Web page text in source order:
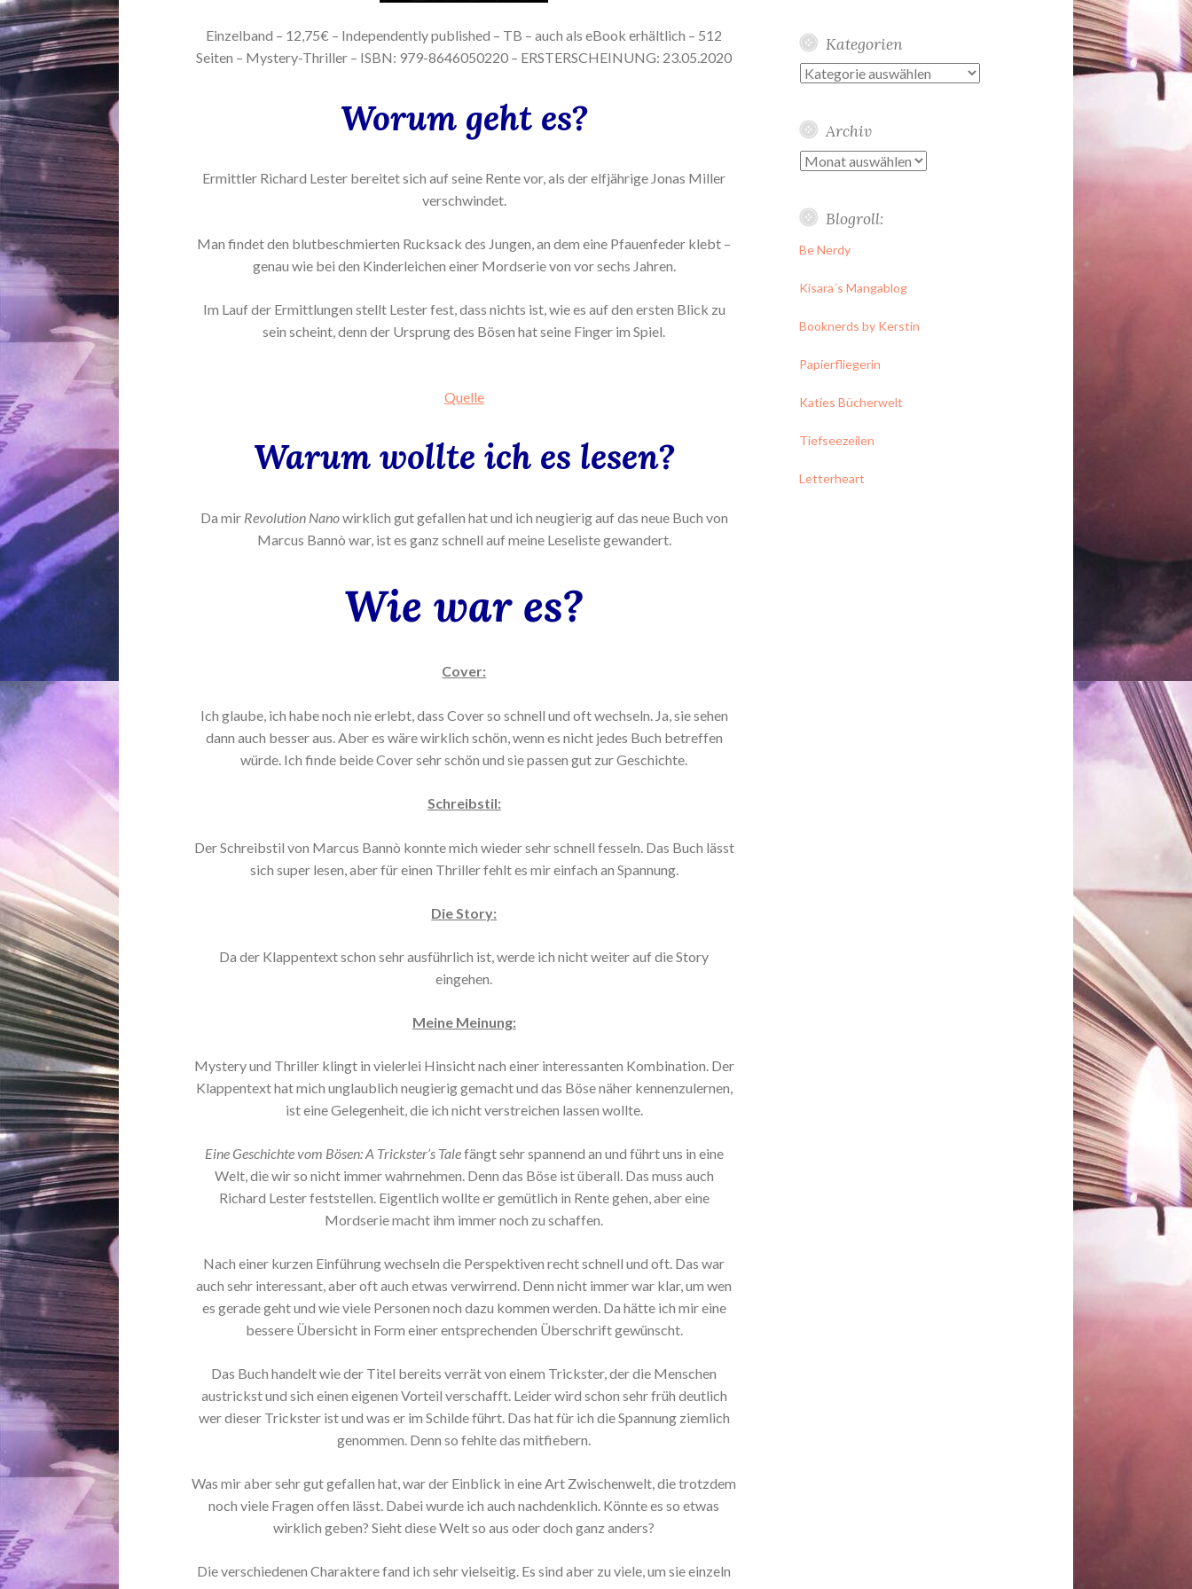
Einzelband – 12,75€ – Independently published – TB – auch als eBook erhältlich – 512
Seiten – Mystery-Thriller – ISBN: 979-8646050220 – ERSTERSCHEINUNG: 23.05.2020
Worum geht es?
Ermittler Richard Lester bereitet sich auf seine Rente vor, als der elfjährige Jonas Miller
verschwindet.
Man findet den blutbeschmierten Rucksack des Jungen, an dem eine Pfauenfeder klebt –
genau wie bei den Kinderleichen einer Mordserie von vor sechs Jahren.
Im Lauf der Ermittlungen stellt Lester fest, dass nichts ist, wie es auf den ersten Blick zu
sein scheint, denn der Ursprung des Bösen hat seine Finger im Spiel.
Quelle
Warum wollte ich es lesen?
Da mir Revolution Nanowirklich gut gefallen hat und ich neugierig auf das neue Buch von
Marcus Bannò war, ist es ganz schnell auf meine Leseliste gewandert.
Wie war es?
Cover:
Ich glaube, ich habe noch nie erlebt, dass Cover so schnell und oft wechseln. Ja, sie sehen
dann auch besser aus. Aber es wäre wirklich schön, wenn es nicht jedes Buch betreffen
würde. Ich finde beide Cover sehr schön und sie passen gut zur Geschichte.
Schreibstil:
Der Schreibstil von Marcus Bannò konnte mich wieder sehr schnell fesseln. Das Buch lässt
sich super lesen, aber für einen Thriller fehlt es mir einfach an Spannung.
Die Story:
Da der Klappentext schon sehr ausführlich ist, werde ich nicht weiter auf die Story
eingehen.
Meine Meinung:
Mystery und Thriller klingt in vielerlei Hinsicht nach einer interessanten Kombination. Der
Klappentext hat mich unglaublich neugierig gemacht und das Böse näher kennenzulernen,
ist eine Gelegenheit, die ich nicht verstreichen lassen wollte.
Eine Geschichte vom Bösen: A Trickster’s Talefängt sehr spannend an und führt uns in eine
Welt, die wir so nicht immer wahrnehmen. Denn das Böse ist überall. Das muss auch
Richard Lester feststellen. Eigentlich wollte er gemütlich in Rente gehen, aber eine
Mordserie macht ihm immer noch zu schaffen.
Nach einer kurzen Einführung wechseln die Perspektiven recht schnell und oft. Das war
auch sehr interessant, aber oft auch etwas verwirrend. Denn nicht immer war klar, um wen
es gerade geht und wie viele Personen noch dazu kommen werden. Da hätte ich mir eine
bessere Übersicht in Form einer entsprechenden Überschrift gewünscht.
Das Buch handelt wie der Titel bereits verrät von einem Trickster, der die Menschen
austrickst und sich einen eigenen Vorteil verschafft. Leider wird schon sehr früh deutlich
wer dieser Trickster ist und was er im Schilde führt. Das hat für ich die Spannung ziemlich
genommen. Denn so fehlte das mitfiebern.
Was mir aber sehr gut gefallen hat, war der Einblick in eine Art Zwischenwelt, die trotzdem
noch viele Fragen offen lässt. Dabei wurde ich auch nachdenklich. Könnte es so etwas
wirklich geben? Sieht diese Welt so aus oder doch ganz anders?
Die verschiedenen Charaktere fand ich sehr vielseitig. Es sind aber zu viele, um sie einzeln
Kategorien
Kategorien
Archiv
Archiv
Blogroll:
Be Nerdy
Kisara´s Mangablog
Booknerds by Kerstin
Papierfliegerin
Katies Bücherwelt
Tiefseezeilen
Letterheart